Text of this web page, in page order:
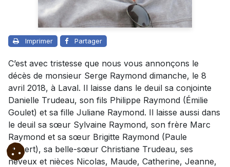
Imprimer Partager
C’est avec tristesse que nous vous annonçons le
décès de monsieur Serge Raymond dimanche, le 8
avril 2018, à Laval. Il laisse dans le deuil sa conjointe
Danielle Trudeau, son fils Philippe Raymond (Émilie
Goulet) et sa fille Juliane Raymond. Il laisse aussi dans
le deuil sa sœur Sylvaine Raymond, son frère Marc
Raymond et sa sœur Brigitte Raymond (Paule
Hebert), sa belle-sœur Christiane Trudeau, ses
neveux et nièces Nicolas, Maude, Catherine, Jeanne,